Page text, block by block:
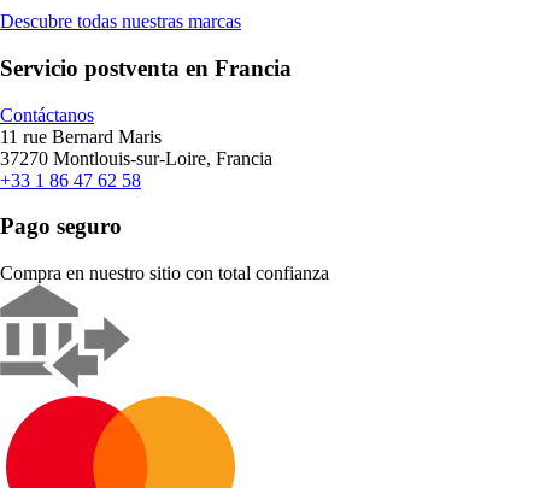
Descubre todas nuestras marcas
Servicio postventa en Francia
Contáctanos
11 rue Bernard Maris
37270 Montlouis-sur-Loire, Francia
+33 1 86 47 62 58
Pago seguro
Compra en nuestro sitio con total confianza